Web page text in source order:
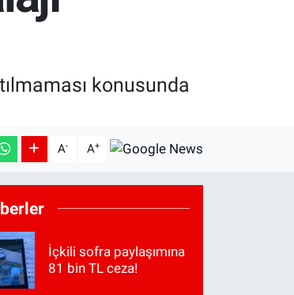
konusunda
A- A+
İçkili sofra paylaşımına
81 bin TL ceza!